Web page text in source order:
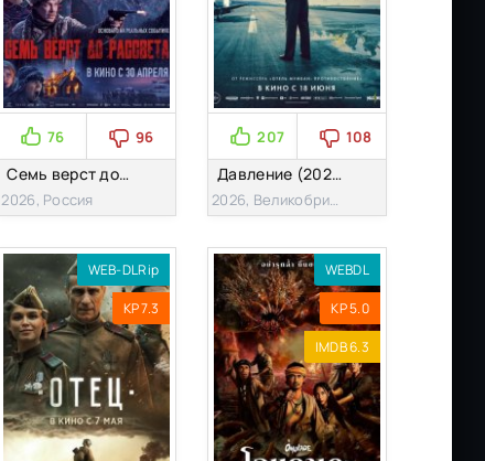
76 96
Семь верст до рассвета (2026)
2026, Россия
207 108
Давление (2026)
2026, Великобритания, Франция
WEB-DLRip
KP 7.3
WEBDL
KP 5.0
IMDB 6.3